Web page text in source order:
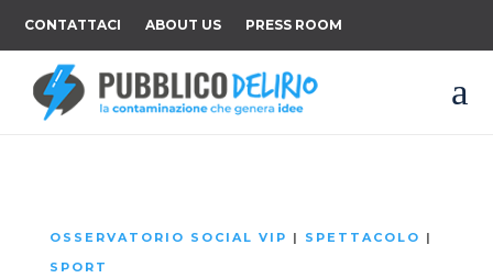
CONTATTACI ABOUT US PRESS ROOM
a
OSSERVATORIO SOCIAL VIP | SPETTACOLO |
SPORT